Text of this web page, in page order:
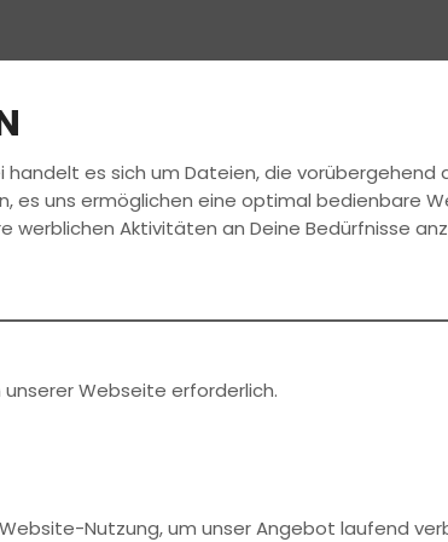
FÜHRERSCHEIN AKTUELLES
handelt es sich um Dateien, die
es uns ermöglichen eine optimal bedienbare
werblichen Aktivitäten an Deine Bedürfnisse
Webseite erforderlich.
Nutzung, um unser Angebot laufend